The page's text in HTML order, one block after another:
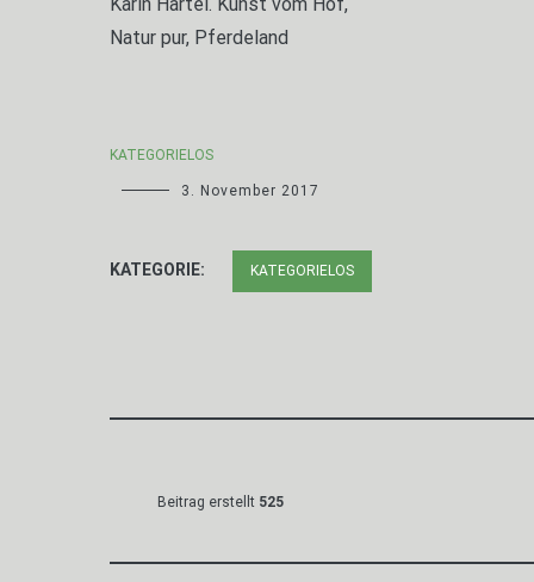
Natur pur, Pferdeland
KATEGORIELOS
3. November 2017
KATEGORIE: KATEGORIELOS
Beitrag erstellt 525